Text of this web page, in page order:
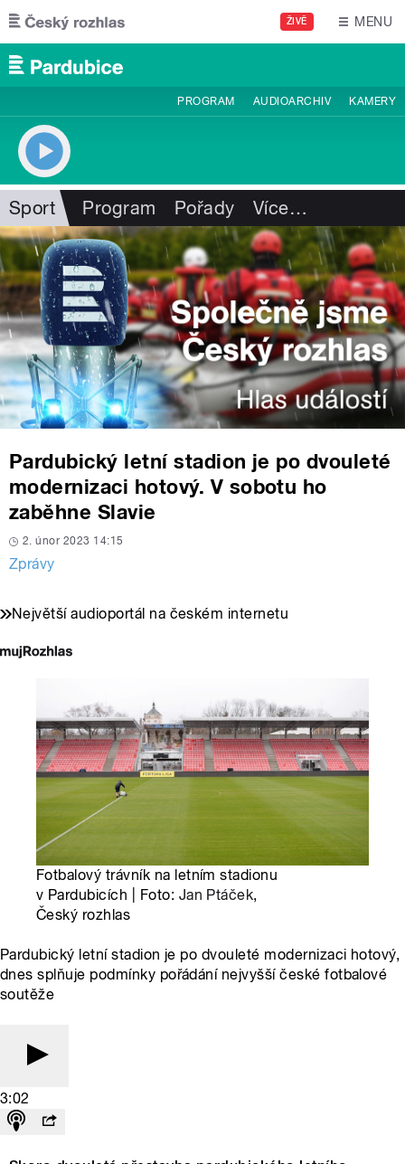
Přejít k hlavnímu obsahu
ŽIVĚ MENU
PROGRAM AUDIOARCHIV KAMERY
Sport Program Pořady Více…
Pardubický letní stadion je po dvouleté
modernizaci hotový. V sobotu ho
zaběhne Slavie
2. únor 2023 14:15
Zprávy
Největší audioportál na českém internetu
Fotbalový trávník na letním stadionu
v Pardubicích | Foto: Jan Ptáček,
Český rozhlas
Pardubický letní stadion je po dvouleté modernizaci hotový,
dnes splňuje podmínky pořádání nejvyšší české fotbalové
soutěže
3:02